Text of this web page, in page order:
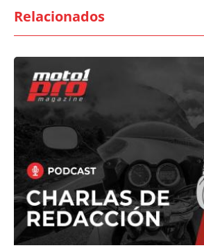
Relacionados